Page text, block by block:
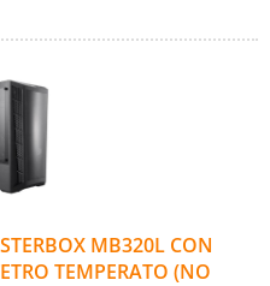
MB320L CON
TEMPERATO (NO